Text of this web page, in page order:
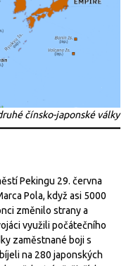
čínsko-japonské války
Pekingu 29. června
Pola, když asi 5000
změnilo strany a
využili počátečního
zaměstnané boji s
na 280 japonských